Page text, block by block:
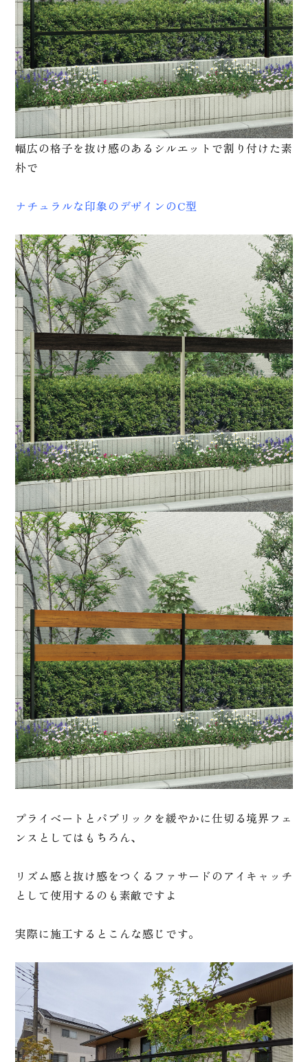
幅広の格子を抜け感のあるシルエットで割り付けた素
朴で
ナチュラルな印象のデザインのC型
プライベートとパブリックを緩やかに仕切る境界フェ
ンスとしてはもちろん、
リズム感と抜け感をつくるファサードのアイキャッチ
として使用するのも素敵ですよ
実際に施工するとこんな感じです。